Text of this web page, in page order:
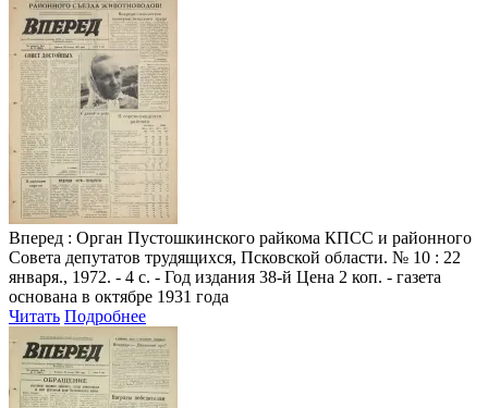
Вперед : Орган Пустошкинского райкома КПСС и районного
Совета депутатов трудящихся, Псковской области. № 10 : 22
января., 1972. - 4 с. - Год издания 38-й Цена 2 коп. - газета
основана в октябре 1931 года
Читать Подробнее